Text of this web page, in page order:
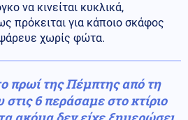
να κινείται κυκλικά,
πρόκειται για κάποιο σκάφος
χωρίς φώτα.
πρωί της Πέμπτης από τη
στις 6 περάσαμε στο κτίριο